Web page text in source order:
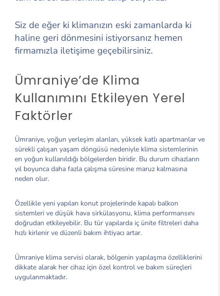
Siz de eğer ki klimanızın eski zamanlarda ki
haline geri dönmesini istiyorsanız hemen
firmamızla iletişime geçebilirsiniz.
Ümraniye’de Klima
Kullanımını Etkileyen Yerel
Faktörler
Ümraniye, yoğun yerleşim alanları, yüksek katlı apartmanlar ve
sürekli çalışan yaşam döngüsü nedeniyle klima sistemlerinin
en yoğun kullanıldığı bölgelerden biridir. Bu durum cihazların
yıl boyunca daha fazla çalışma süresine maruz kalmasına
neden olur.
Özellikle yeni yapılan konut projelerinde kapalı balkon
sistemleri ve düşük hava sirkülasyonu, klima performansını
doğrudan etkileyebilir. Bu tür yapılarda iç ünite filtreleri daha
hızlı kirlenir ve düzenli bakım ihtiyacı artar.
Ümraniye klima servisi olarak, bölgenin yapılaşma özelliklerini
dikkate alarak her cihaz için özel kontrol ve bakım süreçleri
uygulanmaktadır.